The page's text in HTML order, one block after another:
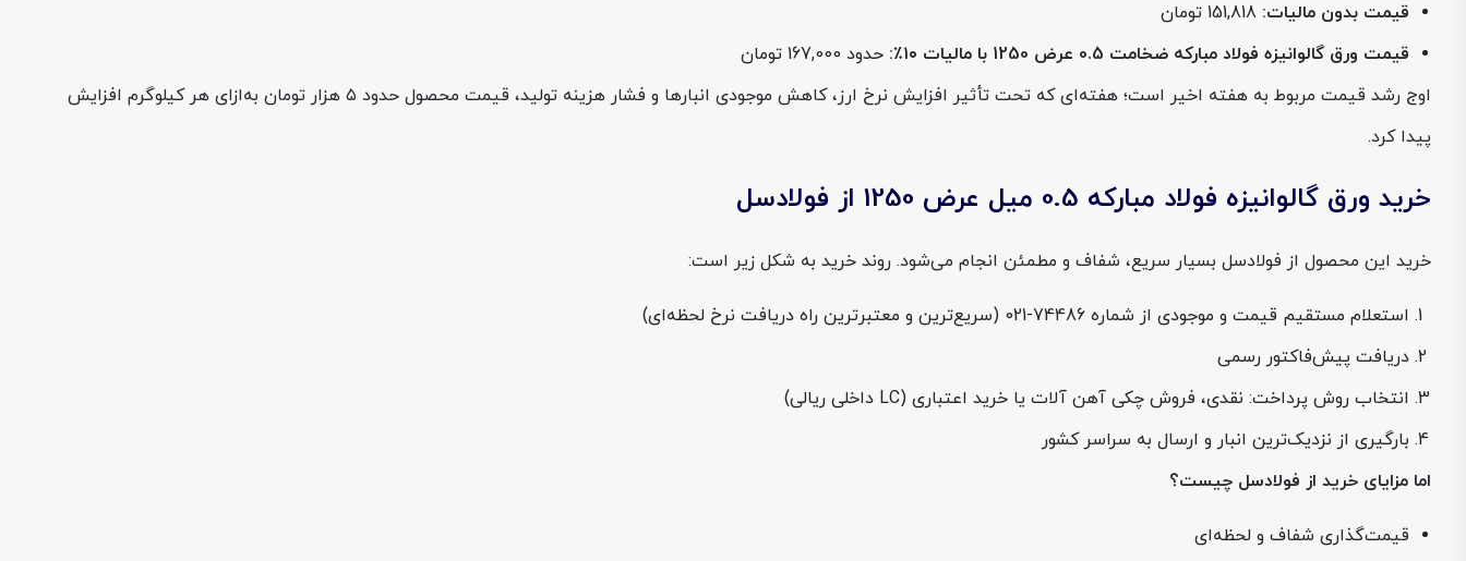
قیمت بدون مالیات:
قیمت ورق گالوانیزه فولاد مبارکه ضخامت 0.5 عرض 1250 با مالیات ۱۰٪:
حدود 167,000 تومان
اوج رشد قیمت مربوط به هفته اخیر است؛ هفته‌ای که تحت تأثیر افزایش نرخ ارز، کاهش موجودی انبارها و فشار هزینه تولید، قیمت محصول حدود ۵ هزار تومان به‌ازای هر کیلوگرم افزایش
پیدا کرد.
خرید ورق گالوانیزه فولاد مبارکه 0.5 میل عرض 1250 از فولادسل
خرید این محصول از فولادسل بسیار سریع، شفاف و مطمئن انجام می‌شود. روند خرید به شکل زیر است:
استعلام مستقیم قیمت و موجودی از شماره 74486-021 (سریع‌ترین و معتبرترین راه دریافت نرخ لحظه‌ای)
دریافت پیش‌فاکتور رسمی
انتخاب روش پرداخت: نقدی، فروش چکی آهن آلات یا خرید اعتباری (LC داخلی ریالی)
بارگیری از نزدیک‌ترین انبار و ارسال به سراسر کشور
اما مزایای خرید از فولادسل چیست؟
قیمت‌گذاری شفاف و لحظه‌ای